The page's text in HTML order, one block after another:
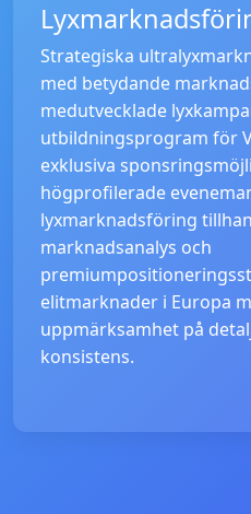
Strategiska
med betydande
medutvecklade
utbildningsprogram för
exklusiva
högprofilerade
lyxmarknadsföring
marknadsanalys och
elitmarknader i Europa
uppmärksamhet på
konsistens.